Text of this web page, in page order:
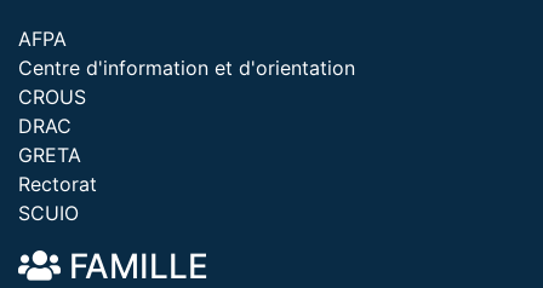
AFPA
Centre d'information et d'orientation
CROUS
DRAC
GRETA
Rectorat
SCUIO
FAMILLE